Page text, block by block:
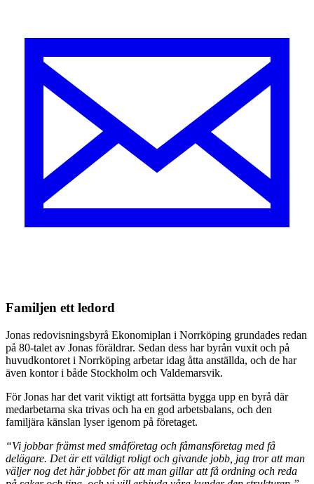
Familjen ett ledord
Jonas redovisningsbyrå Ekonomiplan i Norrköping grundades redan
på 80-talet av Jonas föräldrar. Sedan dess har byrån vuxit och på
huvudkontoret i Norrköping arbetar idag åtta anställda, och de har
även kontor i både Stockholm och Valdemarsvik.
För Jonas har det varit viktigt att fortsätta bygga upp en byrå där
medarbetarna ska trivas och ha en god arbetsbalans, och den
familjära känslan lyser igenom på företaget.
“Vi jobbar främst med småföretag och fåmansföretag med få
delägare. Det är ett väldigt roligt och givande jobb, jag tror att man
väljer nog det här jobbet för att man gillar att få ordning och reda